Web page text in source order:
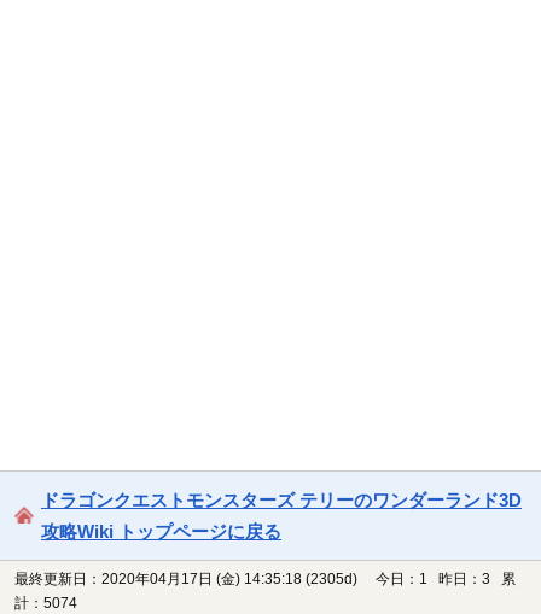
ドラゴンクエストモンスターズ テリーのワンダーランド3D
攻略Wiki トップページに戻る
最終更新日：2020年04月17日 (金) 14:35:18 (2305d)
今日：1 昨日：3 累
計：5074